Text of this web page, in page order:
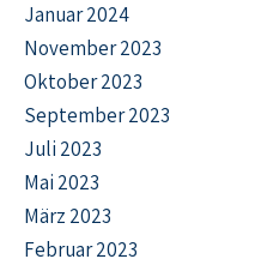
Januar 2024
November 2023
Oktober 2023
September 2023
Juli 2023
Mai 2023
März 2023
Februar 2023